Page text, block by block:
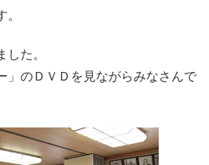
た。
」のＤＶＤを見ながらみなさんで